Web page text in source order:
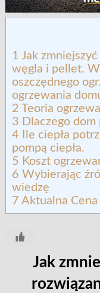
1 Jak
węgla i pellet.
oszczędnego
ogrzewania
2 Teoria
3 Dlaczego
4 Ile ciepła
pompą ciepła.
5 Koszt
6 Wybierając
wiedzę
7 Aktualna
Jak